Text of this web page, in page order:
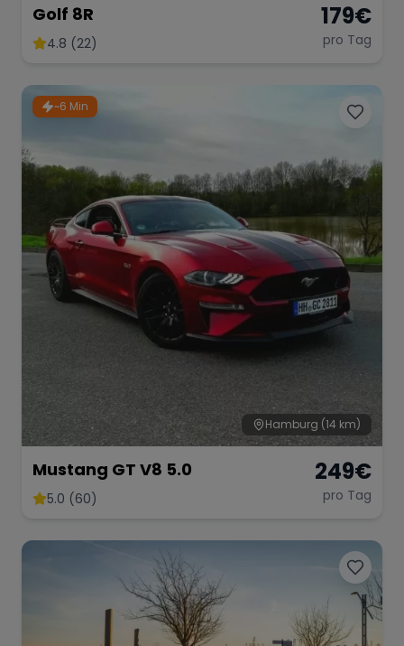
Golf 8R
4.8 (22)
179€
pro Tag
~6 Min
Hamburg (14 km)
Mustang GT V8 5.0
5.0 (60)
249€
pro Tag